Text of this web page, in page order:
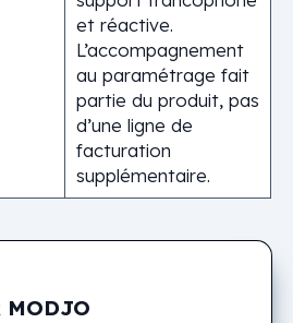
et réactive.
L’accompagnement
au paramétrage fait
partie du produit, pas
d’une ligne de
facturation
supplémentaire.
MODJO